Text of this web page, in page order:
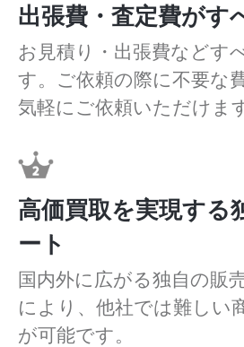
出張費・査定費がす
お見積り・出張費などす
す。ご依頼の際に不要な
気軽にご依頼いただけま
高価買取を実現する
ート
国内外に広がる独自の販
により、他社では難しい
が可能です。